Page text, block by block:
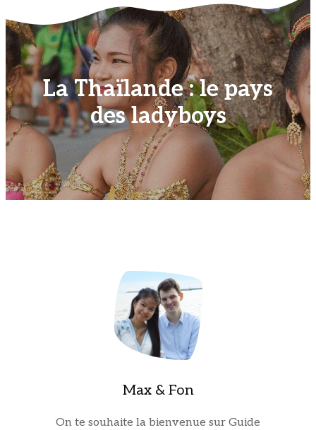
La Thaïlande : le pays
des ladyboys
Max & Fon
On te souhaite la bienvenue sur Guide